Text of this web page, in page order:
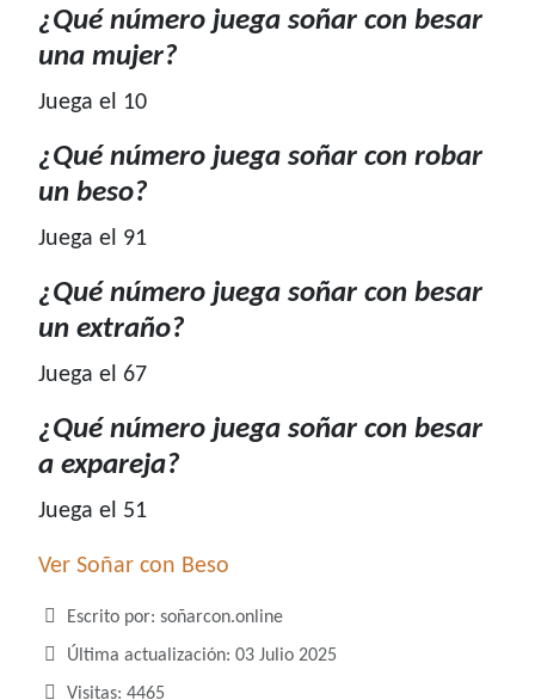
¿Qué número juega soñar con besar
una mujer?
Juega el 10
¿Qué número juega soñar con robar
un beso?
Juega el 91
¿Qué número juega soñar con besar
un extraño?
Juega el 67
¿Qué número juega soñar con besar
a expareja?
Juega el 51
Ver Soñar con Beso
Detalles
Escrito por: soñarcon.online
Última actualización: 03 Julio 2025
Visitas: 4465